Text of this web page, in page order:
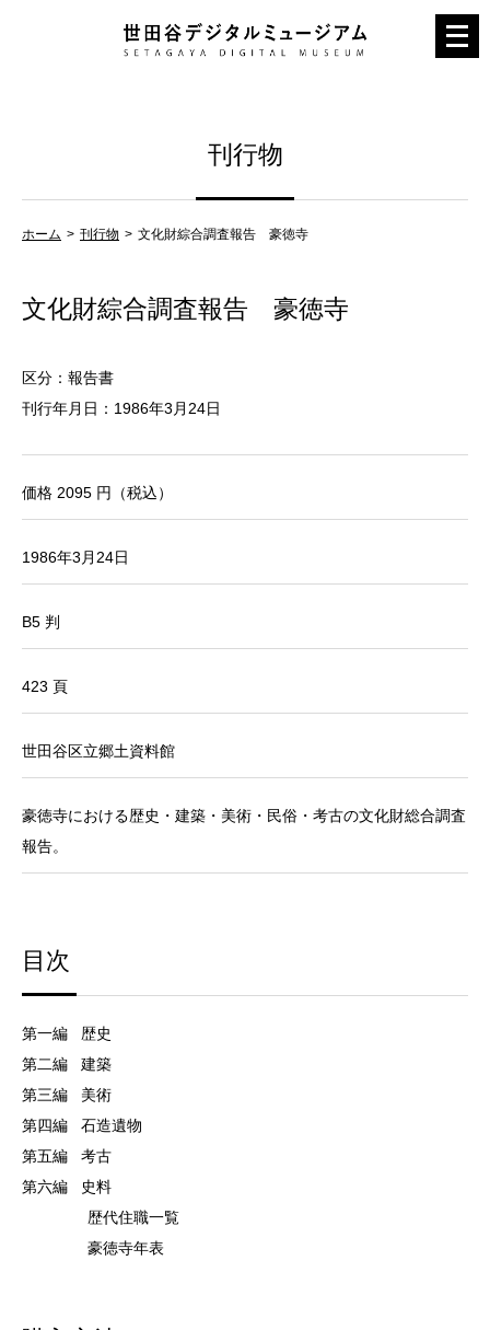
メ
ニ
刊行物
ホーム 刊行物 文化財綜合調査報告 豪徳寺
文化財綜合調査報告 豪徳寺
区分：報告書
刊行年月日：1986年3月24日
価格 2095 円（税込）
1986年3月24日
B5 判
423 頁
世田谷区立郷土資料館
豪徳寺における歴史・建築・美術・民俗・考古の文化財総合調査
報告。
目次
第一編 歴史
第二編 建築
第三編 美術
第四編 石造遺物
第五編 考古
第六編 史料
歴代住職一覧
豪徳寺年表